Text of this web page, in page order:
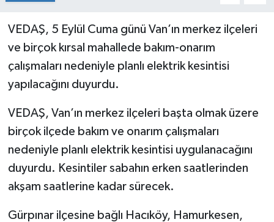
VEDAŞ, 5 Eylül Cuma günü Van’ın merkez ilçeleri
ve birçok kırsal mahallede bakım-onarım
çalışmaları nedeniyle planlı elektrik kesintisi
yapılacağını duyurdu.
VEDAŞ, Van’ın merkez ilçeleri başta olmak üzere
birçok ilçede bakım ve onarım çalışmaları
nedeniyle planlı elektrik kesintisi uygulanacağını
duyurdu. Kesintiler sabahın erken saatlerinden
akşam saatlerine kadar sürecek.
Gürpınar ilçesine bağlı Hacıköy, Hamurkesen,